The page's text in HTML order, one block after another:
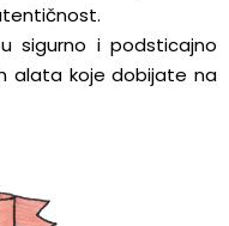
sigurno i podsticajno
alata koje dobijate na